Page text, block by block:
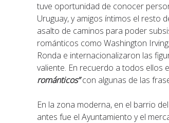
tuve oportunidad de conocer
Uruguay, y amigos íntimos el resto
asalto de caminos para poder
románticos como Washington
Ronda e internacionalizaron las
valiente. En recuerdo a todos ellos
románticos”con algunas de las
En la zona moderna, en el barrio
antes fue el Ayuntamiento y el